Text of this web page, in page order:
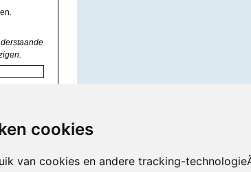
cookies
van cookies en andere tracking-